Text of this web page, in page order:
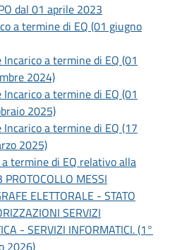
dal 01 aprile 2023
a termine di EQ (01 giugno
a termine di EQ (01
2024)
a termine di EQ (01
2025)
a termine di EQ (17
2025)
termine di EQ relativo alla
MESSI
ELETTORALE - STATO
SERVIZI
- SERVIZI INFORMATICI. (1°
2026)